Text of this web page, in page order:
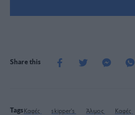
Share this
Tags Καφές skipper's Άλιμος Καφές